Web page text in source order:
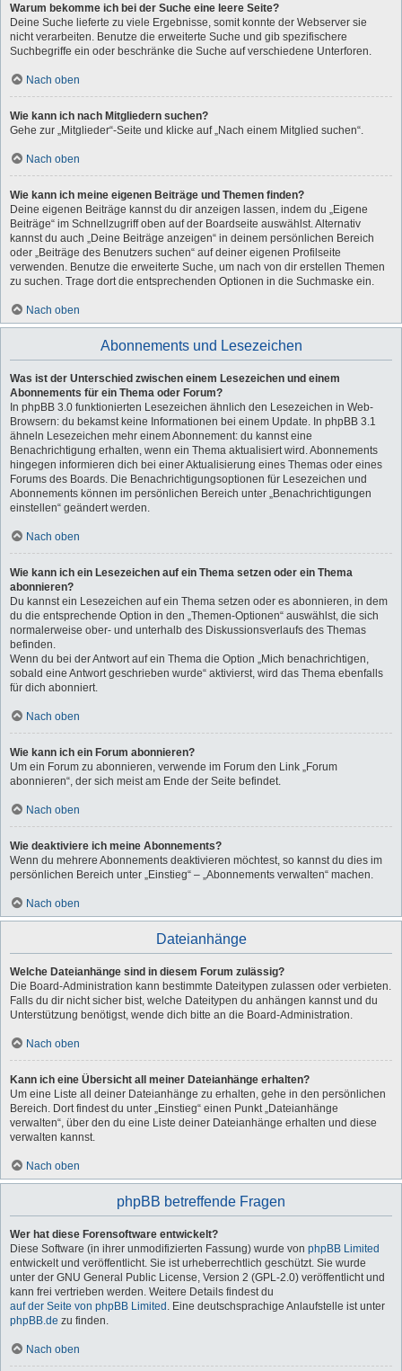
Warum bekomme ich bei der Suche eine leere Seite?
Deine Suche lieferte zu viele Ergebnisse, somit konnte der Webserver sie
nicht verarbeiten. Benutze die erweiterte Suche und gib spezifischere
Suchbegriffe ein oder beschränke die Suche auf verschiedene Unterforen.
Nach oben
Wie kann ich nach Mitgliedern suchen?
Gehe zur „Mitglieder“-Seite und klicke auf „Nach einem Mitglied suchen“.
Nach oben
Wie kann ich meine eigenen Beiträge und Themen finden?
Deine eigenen Beiträge kannst du dir anzeigen lassen, indem du „Eigene
Beiträge“ im Schnellzugriff oben auf der Boardseite auswählst. Alternativ
kannst du auch „Deine Beiträge anzeigen“ in deinem persönlichen Bereich
oder „Beiträge des Benutzers suchen“ auf deiner eigenen Profilseite
verwenden. Benutze die erweiterte Suche, um nach von dir erstellen Themen
zu suchen. Trage dort die entsprechenden Optionen in die Suchmaske ein.
Nach oben
Abonnements und Lesezeichen
Was ist der Unterschied zwischen einem Lesezeichen und einem
Abonnements für ein Thema oder Forum?
In phpBB 3.0 funktionierten Lesezeichen ähnlich den Lesezeichen in Web-
Browsern: du bekamst keine Informationen bei einem Update. In phpBB 3.1
ähneln Lesezeichen mehr einem Abonnement: du kannst eine
Benachrichtigung erhalten, wenn ein Thema aktualisiert wird. Abonnements
hingegen informieren dich bei einer Aktualisierung eines Themas oder eines
Forums des Boards. Die Benachrichtigungsoptionen für Lesezeichen und
Abonnements können im persönlichen Bereich unter „Benachrichtigungen
einstellen“ geändert werden.
Nach oben
Wie kann ich ein Lesezeichen auf ein Thema setzen oder ein Thema
abonnieren?
Du kannst ein Lesezeichen auf ein Thema setzen oder es abonnieren, in dem
du die entsprechende Option in den „Themen-Optionen“ auswählst, die sich
normalerweise ober- und unterhalb des Diskussionsverlaufs des Themas
befinden.
Wenn du bei der Antwort auf ein Thema die Option „Mich benachrichtigen,
sobald eine Antwort geschrieben wurde“ aktivierst, wird das Thema ebenfalls
für dich abonniert.
Nach oben
Wie kann ich ein Forum abonnieren?
Um ein Forum zu abonnieren, verwende im Forum den Link „Forum
abonnieren“, der sich meist am Ende der Seite befindet.
Nach oben
Wie deaktiviere ich meine Abonnements?
Wenn du mehrere Abonnements deaktivieren möchtest, so kannst du dies im
persönlichen Bereich unter „Einstieg“ – „Abonnements verwalten“ machen.
Nach oben
Dateianhänge
Welche Dateianhänge sind in diesem Forum zulässig?
Die Board-Administration kann bestimmte Dateitypen zulassen oder verbieten.
Falls du dir nicht sicher bist, welche Dateitypen du anhängen kannst und du
Unterstützung benötigst, wende dich bitte an die Board-Administration.
Nach oben
Kann ich eine Übersicht all meiner Dateianhänge erhalten?
Um eine Liste all deiner Dateianhänge zu erhalten, gehe in den persönlichen
Bereich. Dort findest du unter „Einstieg“ einen Punkt „Dateianhänge
verwalten“, über den du eine Liste deiner Dateianhänge erhalten und diese
verwalten kannst.
Nach oben
phpBB betreffende Fragen
Wer hat diese Forensoftware entwickelt?
Diese Software (in ihrer unmodifizierten Fassung) wurde von phpBB Limited
entwickelt und veröffentlicht. Sie ist urheberrechtlich geschützt. Sie wurde
unter der GNU General Public License, Version 2 (GPL-2.0) veröffentlicht und
kann frei vertrieben werden. Weitere Details findest du
auf der Seite von phpBB Limited . Eine deutschsprachige Anlaufstelle ist unter
phpBB.de zu finden.
Nach oben